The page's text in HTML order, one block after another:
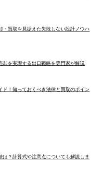
・買取を見据えた失敗しない設計ノウハ
却を実現する出口戦略を専門家が解説
ド！知っておくべき法律と買取のポイン
は？計算式や注意点についても解説しま